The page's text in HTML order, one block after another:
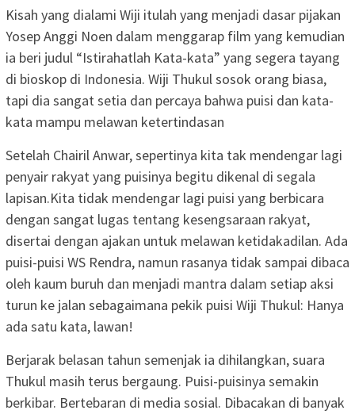
Kisah yang dialami Wiji itulah yang menjadi dasar pijakan
Yosep Anggi Noen dalam menggarap film yang kemudian
ia beri judul “Istirahatlah Kata-kata” yang segera tayang
di bioskop di Indonesia. Wiji Thukul sosok orang biasa,
tapi dia sangat setia dan percaya bahwa puisi dan kata-
kata mampu melawan ketertindasan
Setelah Chairil Anwar, sepertinya kita tak mendengar lagi
penyair rakyat yang puisinya begitu dikenal di segala
lapisan.Kita tidak mendengar lagi puisi yang berbicara
dengan sangat lugas tentang kesengsaraan rakyat,
disertai dengan ajakan untuk melawan ketidakadilan. Ada
puisi-puisi WS Rendra, namun rasanya tidak sampai dibaca
oleh kaum buruh dan menjadi mantra dalam setiap aksi
turun ke jalan sebagaimana pekik puisi Wiji Thukul: Hanya
ada satu kata, lawan!
Berjarak belasan tahun semenjak ia dihilangkan, suara
Thukul masih terus bergaung. Puisi-puisinya semakin
berkibar. Bertebaran di media sosial. Dibacakan di banyak